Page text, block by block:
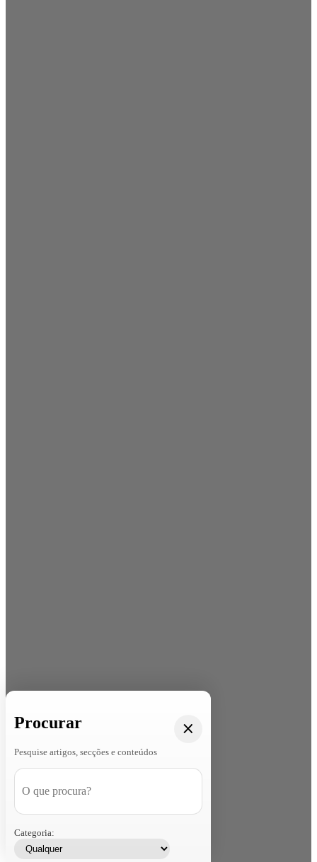
Procurar
Pesquise artigos, secções e conteúdos
Categoria: